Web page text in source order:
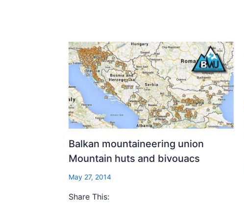
Balkan mountaineering union
Mountain huts and bivouacs
May 27, 2014
Share This: